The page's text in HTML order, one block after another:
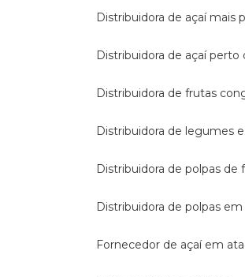
Distribuidora de açaí
Distribuidora de açaí
Distribuidora de frutas
Distribuidora de legumes
Distribuidora de polpas de
Distribuidora de polpas
Fornecedor de açaí em